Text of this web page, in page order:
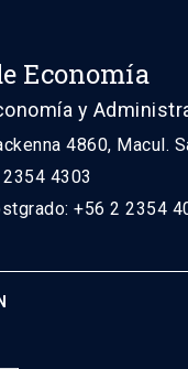
Economía
y
4860, Macul.
4303
+56 2 2354